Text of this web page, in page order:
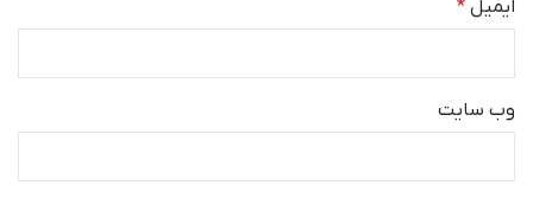
ایمیل *
وب‌ سایت